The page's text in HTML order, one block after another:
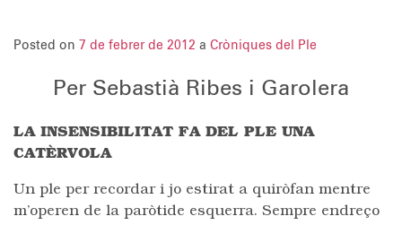
Posted on 7 de febrer de 2012 a Cròniques del Ple
Per Sebastià Ribes i Garolera
LA INSENSIBILITAT FA DEL PLE UNA
CATÈRVOLA
Un ple per recordar i jo estirat a quiròfan mentre
m’operen de la paròtide esquerra. Sempre endreço